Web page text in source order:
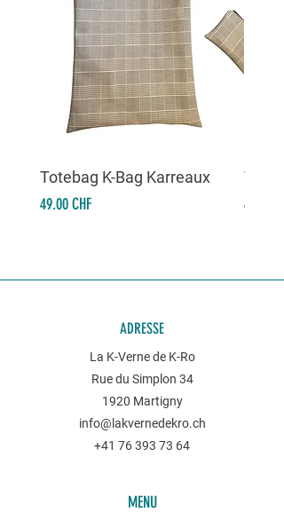
Totebag K-Bag Karreaux
Prix
49.00 CHF Prix
49.00
ADRESSE
La K-Verne de K-Ro
Rue du Simplon 34
1920 Martigny
info@lakvernedekro.ch
+41 76 393 73 64
MENU